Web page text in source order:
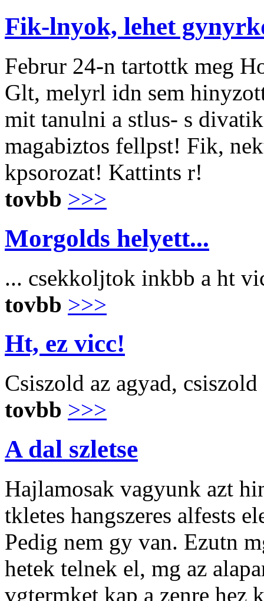
Fik-lnyok, lehet
Februr 24-n tartottk meg
Glt, melyrl idn sem
mit tanulni a stlus- s
magabiztos fellpst! Fik,
kpsorozat! Kattints r!
tovbb >>>
Morgolds helyett...
... csekkoljtok inkbb a ht
tovbb >>>
Ht, ez vicc!
Csiszold az agyad,
tovbb >>>
A dal szletse
Hajlamosak vagyunk azt
tkletes hangszeres alfests
Pedig nem gy van. Ezutn
hetek telnek el, mg az
vgtermket kap a zenre hez